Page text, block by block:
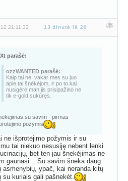
21:11:32 13 žinutė iš 20
parašė:
ozzWANTED parašė:
Kaip tai ne, vakar mes su juo
apie tai šnėkėjom, ir po to kai
nusigėrė man jis prisipažino ne
tik e-gold sukūręs.
su savim - pirmas
pozymis
ne išprotėjimo požymis ir su
tai niekuo nesusiję nebent lenki
bet ten jau šnekėjimas ne
gaunasi....Su savim šneka daug
asmenybių, ypač, kai neranda kitų
su kuriais gali pašnekėt.